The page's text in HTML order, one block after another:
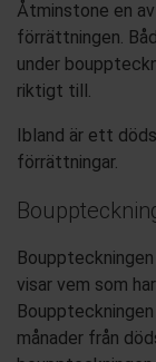
Åtminstone en
förrättningen.
under
riktigt till.
Ibland är ett
förrättningar.
Bouppteckningen
visar vem som
månader från